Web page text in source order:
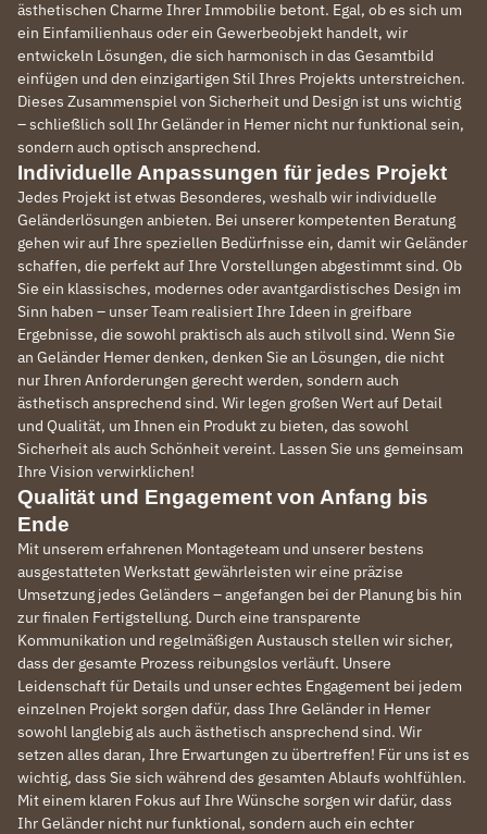
ästhetischen Charme Ihrer Immobilie betont. Egal, ob es sich um
ein Einfamilienhaus oder ein Gewerbeobjekt handelt, wir
entwickeln Lösungen, die sich harmonisch in das Gesamtbild
einfügen und den einzigartigen Stil Ihres Projekts unterstreichen.
Dieses Zusammenspiel von Sicherheit und Design ist uns wichtig
– schließlich soll Ihr Geländer in Hemer nicht nur funktional sein,
sondern auch optisch ansprechend.
Individuelle Anpassungen für jedes Projekt
Jedes Projekt ist etwas Besonderes, weshalb wir individuelle
Geländerlösungen anbieten. Bei unserer kompetenten Beratung
gehen wir auf Ihre speziellen Bedürfnisse ein, damit wir Geländer
schaffen, die perfekt auf Ihre Vorstellungen abgestimmt sind. Ob
Sie ein klassisches, modernes oder avantgardistisches Design im
Sinn haben – unser Team realisiert Ihre Ideen in greifbare
Ergebnisse, die sowohl praktisch als auch stilvoll sind. Wenn Sie
an Geländer Hemer denken, denken Sie an Lösungen, die nicht
nur Ihren Anforderungen gerecht werden, sondern auch
ästhetisch ansprechend sind. Wir legen großen Wert auf Detail
und Qualität, um Ihnen ein Produkt zu bieten, das sowohl
Sicherheit als auch Schönheit vereint. Lassen Sie uns gemeinsam
Ihre Vision verwirklichen!
Qualität und Engagement von Anfang bis
Ende
Mit unserem erfahrenen Montageteam und unserer bestens
ausgestatteten Werkstatt gewährleisten wir eine präzise
Umsetzung jedes Geländers – angefangen bei der Planung bis hin
zur finalen Fertigstellung. Durch eine transparente
Kommunikation und regelmäßigen Austausch stellen wir sicher,
dass der gesamte Prozess reibungslos verläuft. Unsere
Leidenschaft für Details und unser echtes Engagement bei jedem
einzelnen Projekt sorgen dafür, dass Ihre Geländer in Hemer
sowohl langlebig als auch ästhetisch ansprechend sind. Wir
setzen alles daran, Ihre Erwartungen zu übertreffen! Für uns ist es
wichtig, dass Sie sich während des gesamten Ablaufs wohlfühlen.
Mit einem klaren Fokus auf Ihre Wünsche sorgen wir dafür, dass
Ihr Geländer nicht nur funktional, sondern auch ein echter